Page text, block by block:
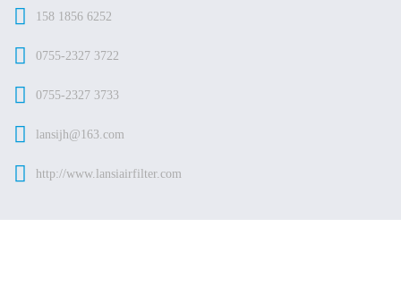
158 1856 6252
0755-2327 3722
0755-2327 3733
lansijh@163.com
http://www.lansiairfilter.com